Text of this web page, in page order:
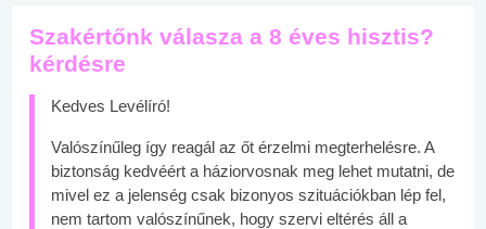
Szakértőnk válasza a 8 éves hisztis?
kérdésre
Kedves Levélíró!
Valószínűleg így reagál az őt érzelmi megterhelésre. A
biztonság kedvéért a háziorvosnak meg lehet mutatni, de
mivel ez a jelenség csak bizonyos szituációkban lép fel,
nem tartom valószínűnek, hogy szervi eltérés áll a